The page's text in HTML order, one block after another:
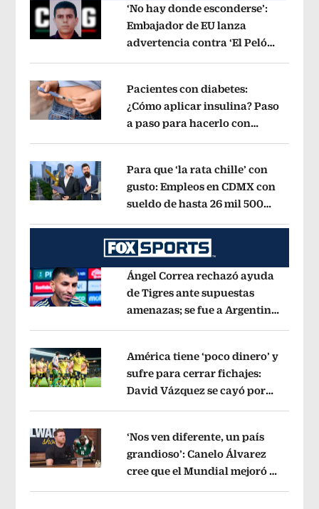
Opens in new window
‘No hay donde esconderse’:
Embajador de EU lanza
advertencia contra ‘El Pelón’,
Opens in new window
Pacientes con diabetes:
¿Cómo aplicar insulina? Paso
a paso para hacerlo con
Opens in new window
Para que ‘la rata chille’ con
gusto: Empleos en CDMX con
sueldo de hasta 26 mil 500
Opens in new window
Ángel Correa rechazó ayuda
de Tigres ante supuestas
amenazas; se fue a Argentina
Opens in new window
América tiene ‘poco dinero’ y
sufre para cerrar fichajes:
David Vázquez se cayó por
Opens in new window
‘Nos ven diferente, un país
grandioso’: Canelo Álvarez
cree que el Mundial mejoró la